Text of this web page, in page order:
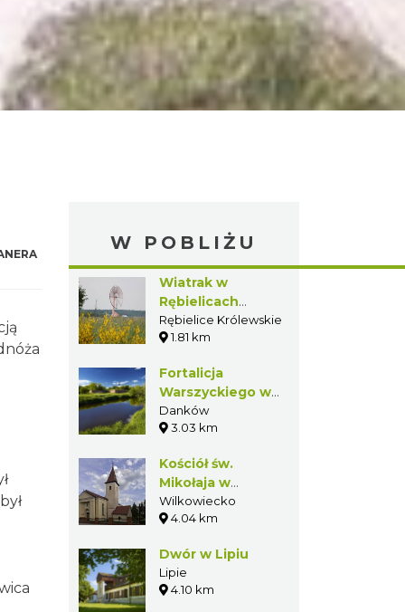
W POBLIŻU
Wiatrak w
Rębielicach
Królewskich
Rębielice Królewskie
1.81 km
Fortalicja
Warszyckiego w
Dankowie
Danków
3.03 km
Kościół św.
Mikołaja w
Wilkowiecku
Wilkowiecko
4.04 km
Dwór w Lipiu
Lipie
4.10 km